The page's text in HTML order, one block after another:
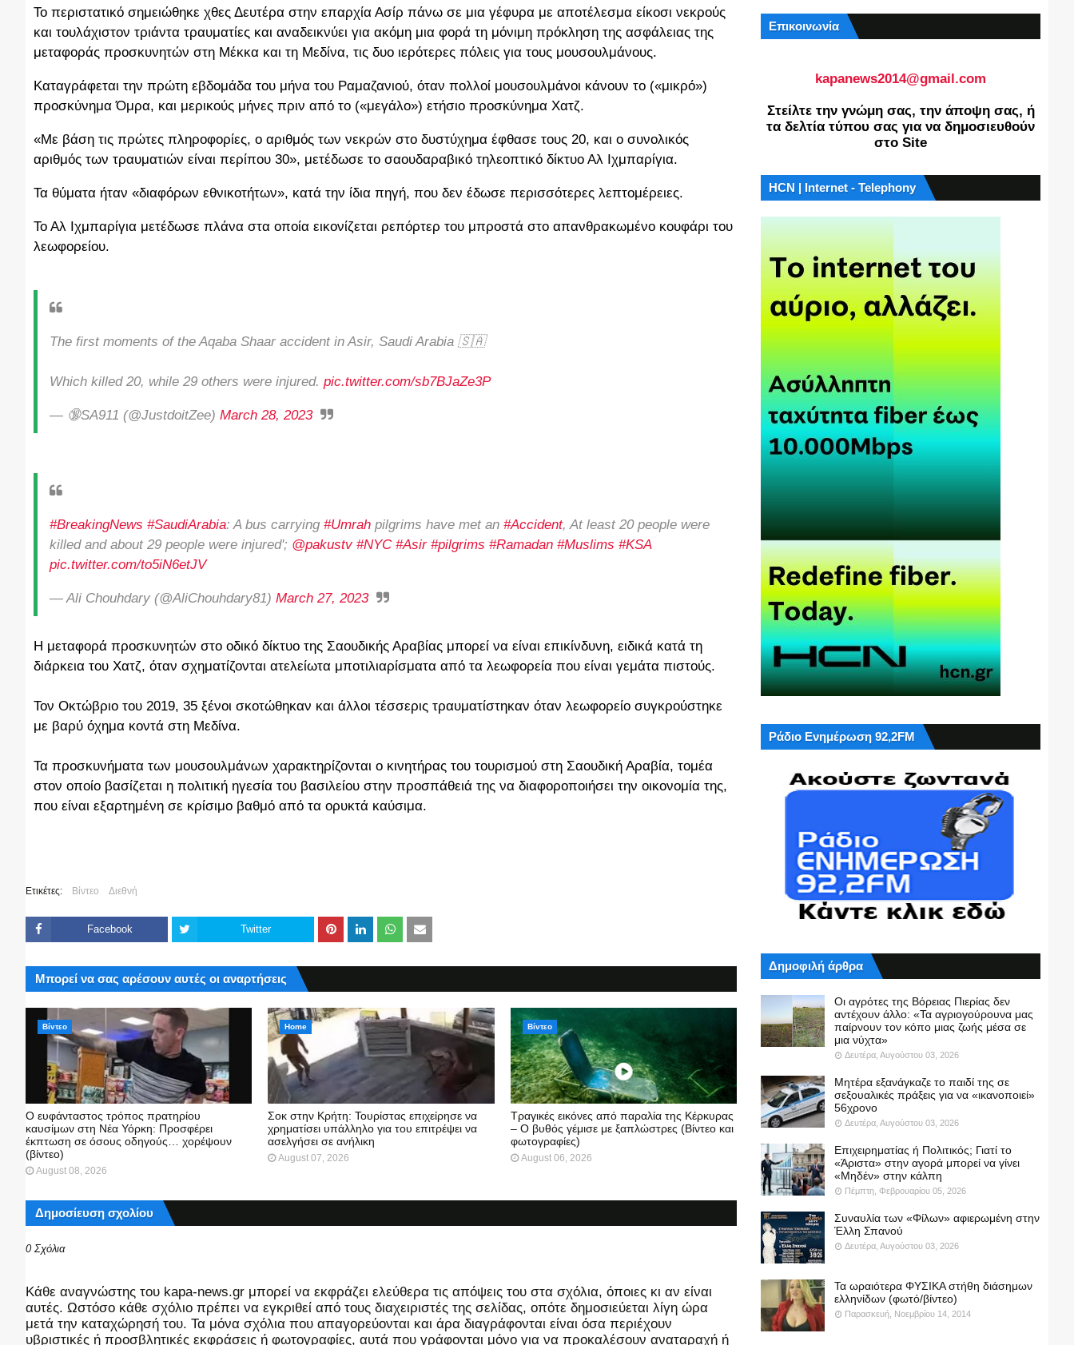
Το περιστατικό σημειώθηκε χθες Δευτέρα στην επαρχία Ασίρ πάνω σε μια γέφυρα με αποτέλεσμα είκοσι νεκρούς
και τουλάχιστον τριάντα τραυματίες και αναδεικνύει για ακόμη μια φορά τη μόνιμη πρόκληση της ασφάλειας της
μεταφοράς προσκυνητών στη Μέκκα και τη Μεδίνα, τις δυο ιερότερες πόλεις για τους μουσουλμάνους.
Καταγράφεται την πρώτη εβδομάδα του μήνα του Ραμαζανιού, όταν πολλοί μουσουλμάνοι κάνουν το («μικρό»)
προσκύνημα Όμρα, και μερικούς μήνες πριν από το («μεγάλο») ετήσιο προσκύνημα Χατζ.
«Με βάση τις πρώτες πληροφορίες, ο αριθμός των νεκρών στο δυστύχημα έφθασε τους 20, και ο συνολικός
αριθμός των τραυματιών είναι περίπου 30», μετέδωσε το σαουδαραβικό τηλεοπτικό δίκτυο Αλ Ιχμπαρίγια.
Τα θύματα ήταν «διαφόρων εθνικοτήτων», κατά την ίδια πηγή, που δεν έδωσε περισσότερες λεπτομέρειες.
Το Αλ Ιχμπαρίγια μετέδωσε πλάνα στα οποία εικονίζεται ρεπόρτερ του μπροστά στο απανθρακωμένο κουφάρι του
λεωφορείου.
The first moments of the Aqaba Shaar accident in Asir, Saudi Arabia 🇸🇦
Which killed 20, while 29 others were injured. pic.twitter.com/sb7BJaZe3P
— 🔞SA911 (@JustdoitZee) March 28, 2023
#BreakingNews #SaudiArabia: A bus carrying #Umrah pilgrims have met an #Accident, At least 20 people were
killed and about 29 people were injured'; @pakustv #NYC #Asir #pilgrims #Ramadan #Muslims #KSA
pic.twitter.com/to5iN6etJV
— Ali Chouhdary (@AliChouhdary81) March 27, 2023
Η μεταφορά προσκυνητών στο οδικό δίκτυο της Σαουδικής Αραβίας μπορεί να είναι επικίνδυνη, ειδικά κατά τη
διάρκεια του Χατζ, όταν σχηματίζονται ατελείωτα μποτιλιαρίσματα από τα λεωφορεία που είναι γεμάτα πιστούς.
Τον Οκτώβριο του 2019, 35 ξένοι σκοτώθηκαν και άλλοι τέσσερις τραυματίστηκαν όταν λεωφορείο συγκρούστηκε
με βαρύ όχημα κοντά στη Μεδίνα.
Τα προσκυνήματα των μουσουλμάνων χαρακτηρίζονται ο κινητήρας του τουρισμού στη Σαουδική Αραβία, τομέα
στον οποίο βασίζεται η πολιτική ηγεσία του βασιλείου στην προσπάθειά της να διαφοροποιήσει την οικονομία της,
που είναι εξαρτημένη σε κρίσιμο βαθμό από τα ορυκτά καύσιμα.
Ετικέτες: Βίντεο Διεθνή
Facebook Twitter
Μπορεί να σας αρέσουν αυτές οι αναρτήσεις
Βίντεο
Ο ευφάνταστος τρόπος πρατηρίου
καυσίμων στη Νέα Υόρκη: Προσφέρει
έκπτωση σε όσους οδηγούς… χορέψουν
(βίντεο)
August 08, 2026
Home
Σοκ στην Κρήτη: Τουρίστας επιχείρησε να
χρηματίσει υπάλληλο για του επιτρέψει να
ασελγήσει σε ανήλικη
August 07, 2026
Βίντεο
Τραγικές εικόνες από παραλία της Κέρκυρας
– Ο βυθός γέμισε με ξαπλώστρες (Βίντεο και
φωτογραφίες)
August 06, 2026
Δημοσίευση σχολίου
0 Σχόλια
Kάθε αναγνώστης του kapa-news.gr μπορεί να εκφράζει ελεύθερα τις απόψεις του στα σχόλια, όποιες κι αν είναι
αυτές. Ωστόσο κάθε σχόλιο πρέπει να εγκριθεί από τους διαχειριστές της σελίδας, οπότε δημοσιεύεται λίγη ώρα
μετά την καταχώρησή του. Τα μόνα σχόλια που απαγορεύονται και άρα διαγράφονται είναι όσα περιέχουν
υβριστικές ή προσβλητικές εκφράσεις ή φωτογραφίες, αυτά που γράφονται μόνο για να προκαλέσουν αναταραχή ή
Επικοινωνία
kapanews2014@gmail.com
Στείλτε την γνώμη σας, την άποψη σας, ή
τα δελτία τύπου σας για να δημοσιευθούν
στο Site
HCN | Internet - Telephony
Ράδιο Ενημέρωση 92,2FM
Δημοφιλή άρθρα
Οι αγρότες της Βόρειας Πιερίας δεν
αντέχουν άλλο: «Τα αγριογούρουνα μας
παίρνουν τον κόπο μιας ζωής μέσα σε
μια νύχτα»
Δευτέρα, Αυγούστου 03, 2026
Μητέρα εξανάγκαζε το παιδί της σε
σεξουαλικές πράξεις για να «ικανοποιεί»
56χρονο
Δευτέρα, Αυγούστου 03, 2026
Επιχειρηματίας ή Πολιτικός; Γιατί το
«Άριστα» στην αγορά μπορεί να γίνει
«Μηδέν» στην κάλπη
Πέμπτη, Φεβρουαρίου 05, 2026
Συναυλία των «Φίλων» αφιερωμένη στην
Έλλη Σπανού
Δευτέρα, Αυγούστου 03, 2026
Τα ωραιότερα ΦΥΣΙΚΑ στήθη διάσημων
ελληνίδων (φωτό/βίντεο)
Παρασκευή, Νοεμβρίου 14, 2014